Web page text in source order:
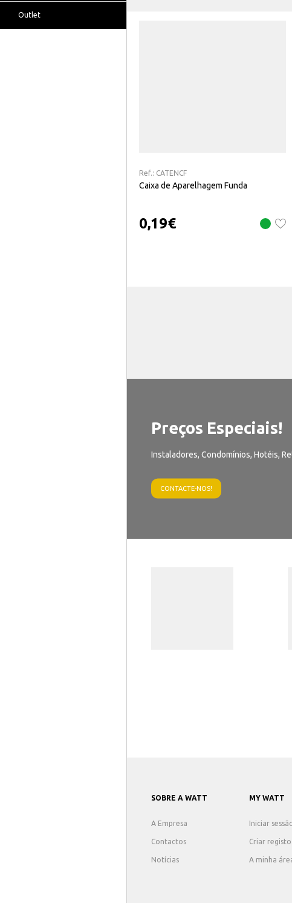
Outlet
Ref.: CATENCF
Caixa de Aparelhagem Funda
0,19€
Preços Especiais!
Instaladores, Condomínios, Hotéis,
CONTACTE-NOS!
SOBRE A WATT
A Empresa
Contactos
Notícias
MY WATT
Iniciar
Criar registo
A minha